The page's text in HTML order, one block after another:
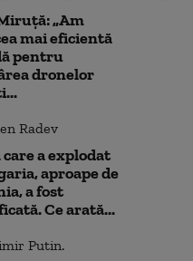
„Am
mai eficientă
pentru
dronelor
a explodat
aproape de
a fost
Ce arată...